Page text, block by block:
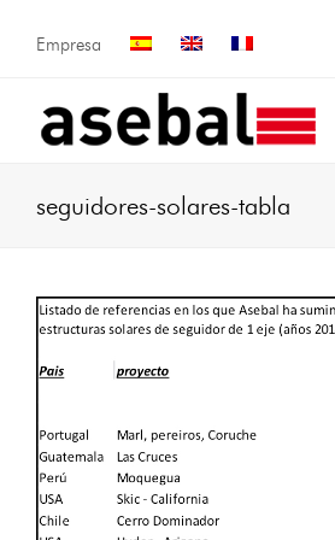
Empresa
seguidores-solares-tabla